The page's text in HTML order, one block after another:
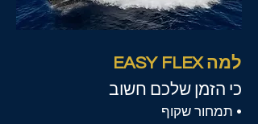
למה EASY FLEX
כי הזמן שלכם חשוב
• תמחור שקוף